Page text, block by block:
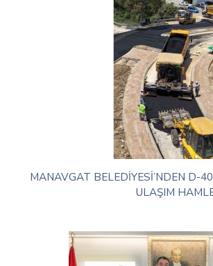
MANAVGAT BELEDİYESİ’NDEN D-
ULAŞIM